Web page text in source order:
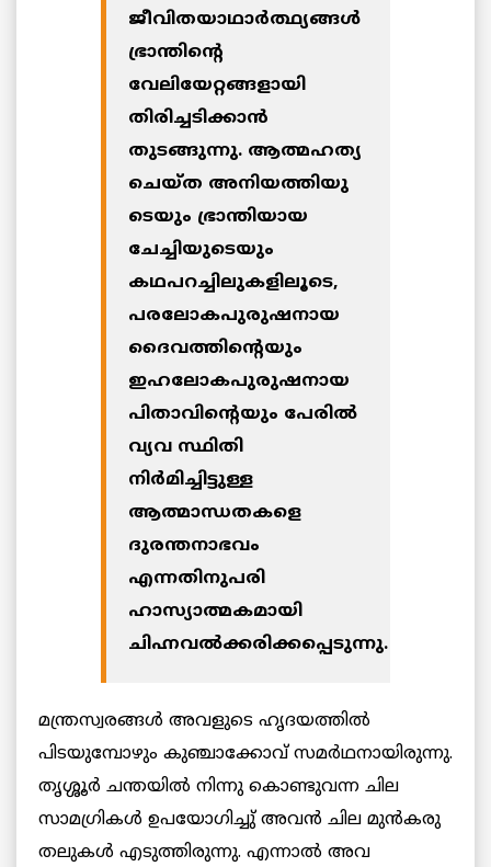
ജീവിതയാഥാര്‍ത്ഥ്യങ്ങള്‍
ഭ്രാന്തിന്‍റെ
വേലിയേറ്റങ്ങളായി
തിരിച്ചടിക്കാന്‍
തുടങ്ങുന്നു. ആത്മഹത്യ
ചെയ്ത അനിയത്തിയു
ടെയും ഭ്രാന്തിയായ
ചേച്ചിയുടെയും
കഥപറച്ചിലുകളിലൂടെ,
പരലോകപുരുഷനായ
ദൈവത്തിന്‍റെയും
ഇഹലോകപുരുഷനായ
പിതാവിന്‍റെയും പേരില്‍
വ്യവ സ്ഥിതി
നിര്‍മിച്ചിട്ടുള്ള
ആത്മാന്ധതകളെ
ദുരന്തനാഭവം
എന്നതിനുപരി
ഹാസ്യാത്മകമായി
ചിഹ്നവല്‍ക്കരിക്കപ്പെടുന്നു.
മന്ത്രസ്വരങ്ങള്‍ അവളുടെ ഹൃദയത്തില്‍
പിടയുമ്പോഴും കുഞ്ചാക്കോവ് സമര്‍ഥനായിരുന്നു.
തൃശ്ശൂര്‍ ചന്തയില്‍ നിന്നു കൊണ്ടുവന്ന ചില
സാമഗ്രികള്‍ ഉപയോഗിച്ചു് അവന്‍ ചില മുന്‍കരു
തലുകള്‍ എടുത്തിരുന്നു. എന്നാല്‍ അവ